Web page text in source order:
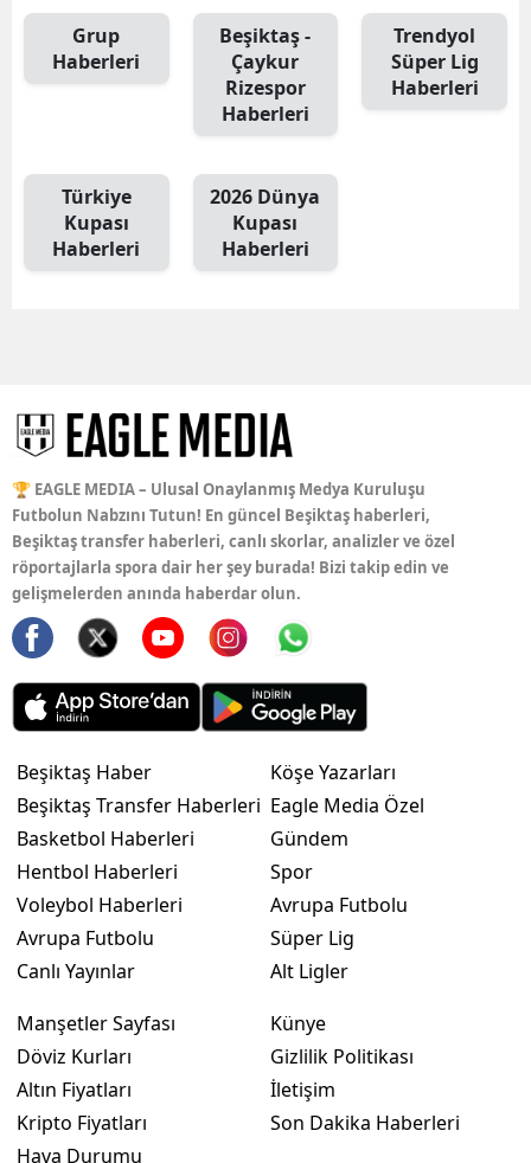
Grup
Haberleri
Beşiktaş -
Çaykur
Rizespor
Haberleri
Trendyol
Süper Lig
Haberleri
Türkiye
Kupası
Haberleri
2026 Dünya
Kupası
Haberleri
🏆 EAGLE MEDIA – Ulusal Onaylanmış Medya Kuruluşu
Futbolun Nabzını Tutun! En güncel Beşiktaş haberleri,
Beşiktaş transfer haberleri, canlı skorlar, analizler ve özel
röportajlarla spora dair her şey burada! Bizi takip edin ve
gelişmelerden anında haberdar olun.
Beşiktaş Haber
Beşiktaş Transfer Haberleri
Basketbol Haberleri
Hentbol Haberleri
Voleybol Haberleri
Avrupa Futbolu
Canlı Yayınlar
Köşe Yazarları
Eagle Media Özel
Gündem
Spor
Avrupa Futbolu
Süper Lig
Alt Ligler
Manşetler Sayfası
Döviz Kurları
Altın Fiyatları
Kripto Fiyatları
Hava Durumu
Künye
Gizlilik Politikası
İletişim
Son Dakika Haberleri